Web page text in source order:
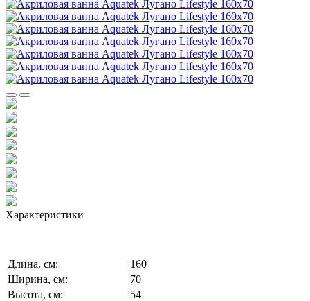
Характеристики
Длина, см:
160
Ширина, см:
70
Высота, см:
54